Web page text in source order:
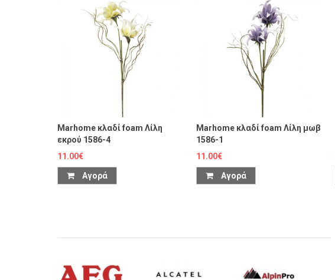
Marhome κλαδί foam Λίλη
εκρού 1586-4
11.00€
Αγορά
Marhome κλαδί foam Λίλη μωβ
1586-1
11.00€
Αγορά